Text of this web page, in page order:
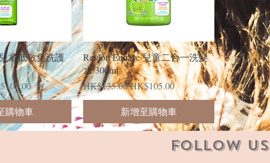
瀏覽
童低敏免洗護
價格
購物車
快速瀏覽
Revlon Equave 兒童二合一洗髮
水 300ml
一般價格
HK$135.00促銷價格
HK$105.00
新增至購物車
Follow Us